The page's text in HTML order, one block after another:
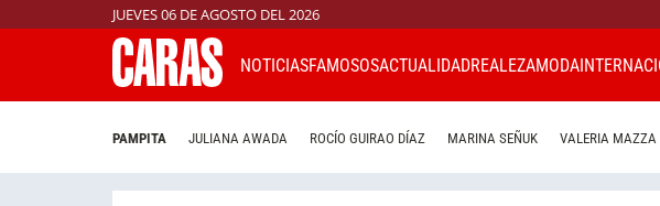
JUEVES 06 DE AGOSTO DEL 2026
NOTICIASFAMOSOSACTUALIDADREALEZAMODA
PAMPITA JULIANA AWADA ROCÍO GUIRAO DÍAZ MARINA SEÑUK VALERIA MAZZA